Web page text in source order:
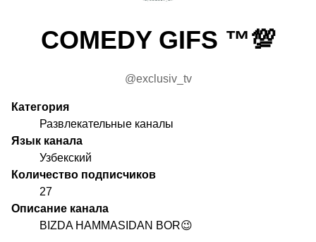
COMEDY GIFS ™💯
@exclusiv_tv
Категория
Развлекательные каналы
Язык канала
Узбекский
Количество подписчиков
27
Описание канала
BIZDA HAMMASIDAN BOR😉